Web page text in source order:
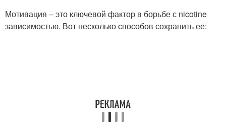
Мотивация – это ключевой фактор в борьбе с nicotine
зависимостью. Вот несколько способов сохранить ее: